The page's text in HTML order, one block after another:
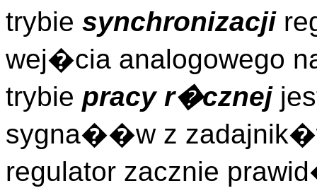
trybie synchronizacji
wej�cia analogowego
trybie pracy r�cznej
sygna��w z
regulator zacznie